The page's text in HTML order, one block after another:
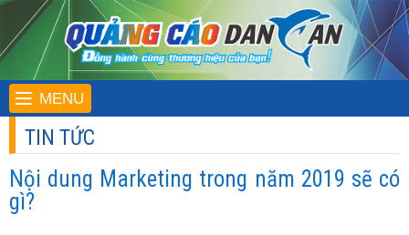
MENU
TIN TỨC
Nội dung Marketing trong năm 2019 sẽ có
gì?